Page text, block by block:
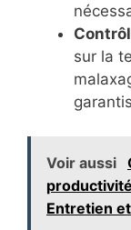
sur la
Voir aussi
Entretien